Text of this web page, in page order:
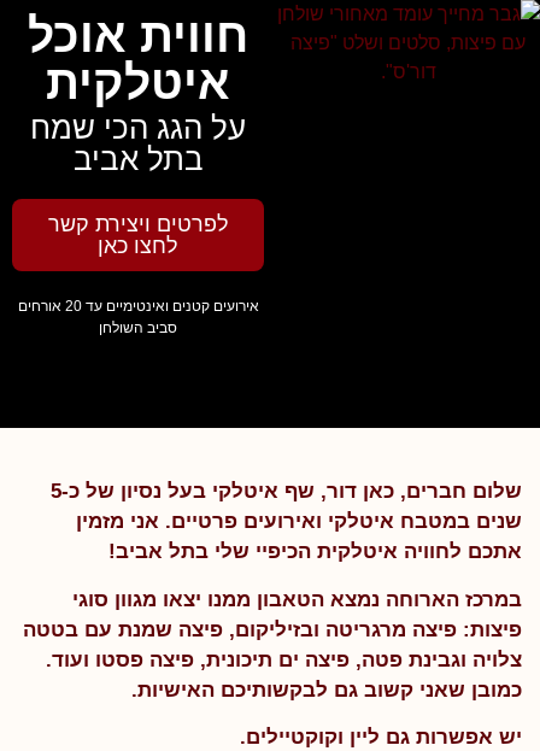
חווית אוכל
איטלקית
על הגג הכי שמח
בתל אביב
לפרטים ויצירת קשר
לחצו כאן
אירועים קטנים ואינטימיים עד 20 אורחים
סביב השולחן
שלום חברים, כאן דור, שף איטלקי בעל נסיון של כ-5
שנים במטבח איטלקי ואירועים פרטיים. אני מזמין
אתכם לחוויה איטלקית הכיפיי שלי בתל אביב!
במרכז הארוחה נמצא הטאבון ממנו יצאו מגוון סוגי
פיצות: פיצה מרגריטה ובזיליקום, פיצה שמנת עם בטטה
צלויה וגבינת פטה, פיצה ים תיכונית, פיצה פסטו ועוד.
כמובן שאני קשוב גם לבקשותיכם האישיות.
יש אפשרות גם ליין וקוקטיילים.